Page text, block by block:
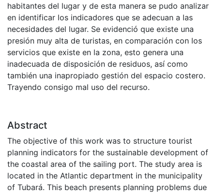
habitantes del lugar y de esta manera se pudo analizar
en identificar los indicadores que se adecuan a las
necesidades del lugar. Se evidenció que existe una
presión muy alta de turistas, en comparación con los
servicios que existe en la zona, esto genera una
inadecuada de disposición de residuos, así como
también una inapropiado gestión del espacio costero.
Trayendo consigo mal uso del recurso.
Abstract
The objective of this work was to structure tourist
planning indicators for the sustainable development of
the coastal area of the sailing port. The study area is
located in the Atlantic department in the municipality
of Tubará. This beach presents planning problems due